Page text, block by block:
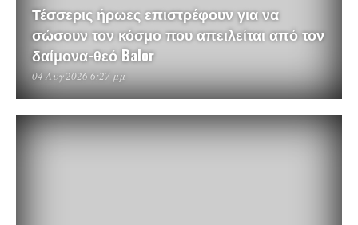
Τέσσερις ήρωες επιστρέφουν για να
σώσουν τον κόσμο που απειλείται από τον
δαίμονα-θεό Balor
04 Αυγ 2026 6:27 μμ